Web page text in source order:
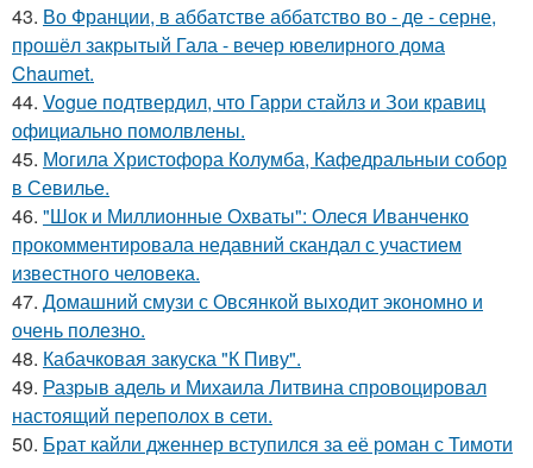
43. Во Франции, в аббатстве аббатство во - де - серне,
прошёл закрытый Гала - вечер ювелирного дома
Chaumet.
44. Vogue подтвердил, что Гарри стайлз и Зои кравиц
официально помолвлены.
45. Могила Христофора Колумба, Кафедральныи собор
в Севилье.
46. "Шок и Миллионные Охваты": Олеся Иванченко
прокомментировала недавний скандал с участием
известного человека.
47. Домашний смузи с Овсянкой выходит экономно и
очень полезно.
48. Кабачковая закуска "К Пиву".
49. Разрыв адель и Михаила Литвина спровоцировал
настоящий переполох в сети.
50. Брат кайли дженнер вступился за её роман с Тимоти